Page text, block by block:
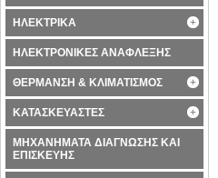
ΗΛΕΚΤΡΙΚΑ
ΗΛΕΚΤΡΟΝΙΚΕΣ ΑΝΑΦΛΕΞΗΣ
ΘΕΡΜΑΝΣΗ & ΚΛΙΜΑΤΙΣΜΟΣ
ΚΑΤΑΣΚΕΥΑΣΤΕΣ
ΜΗΧΑΝΗΜΑΤΑ ΔΙΑΓΝΩΣΗΣ ΚΑΙ
ΕΠΙΣΚΕΥΗΣ